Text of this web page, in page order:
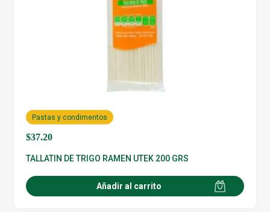
$37.20
Pastas y condimentos
TALLATIN DE TRIGO RAMEN UTEK 200 GRS
Añadir al carrito